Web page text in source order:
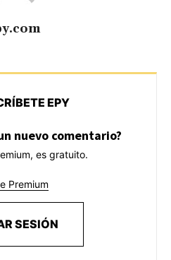
EPY
nuevo comentario?
es gratuito.
Premium
SESIÓN